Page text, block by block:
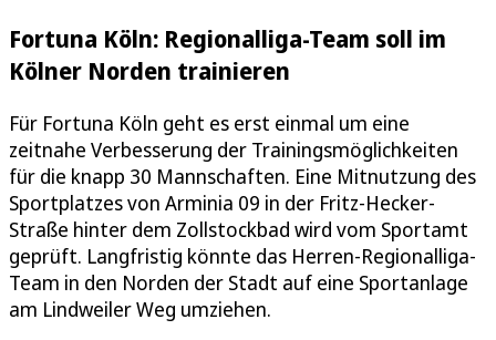
Fortuna Köln: Regionalliga-Team soll im
Kölner Norden trainieren
Für Fortuna Köln geht es erst einmal um eine
zeitnahe Verbesserung der Trainingsmöglichkeiten
für die knapp 30 Mannschaften. Eine Mitnutzung des
Sportplatzes von Arminia 09 in der Fritz-Hecker-
Straße hinter dem Zollstockbad wird vom Sportamt
geprüft. Langfristig könnte das Herren-Regionalliga-
Team in den Norden der Stadt auf eine Sportanlage
am Lindweiler Weg umziehen.